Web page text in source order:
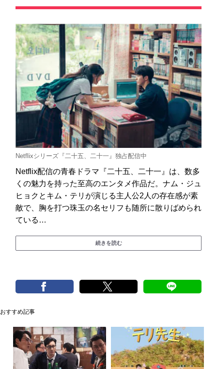
Netflixシリーズ『二十五、二十一』独占配信中
Netflix配信の青春ドラマ『二十五、二十一』は、数多
くの魅力を持った至高のエンタメ作品だ。ナム・ジュ
ヒョクとキム・テリが演じる主人公2人の存在感が素
敵で、胸を打つ珠玉の名セリフも随所に散りばめられ
ている…
続きを読む
おすすめ記事